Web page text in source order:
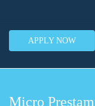
1-888-
APPLY NOW
Micro